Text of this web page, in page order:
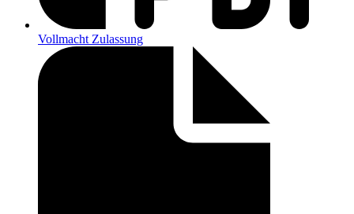
Vollmacht Zulassung